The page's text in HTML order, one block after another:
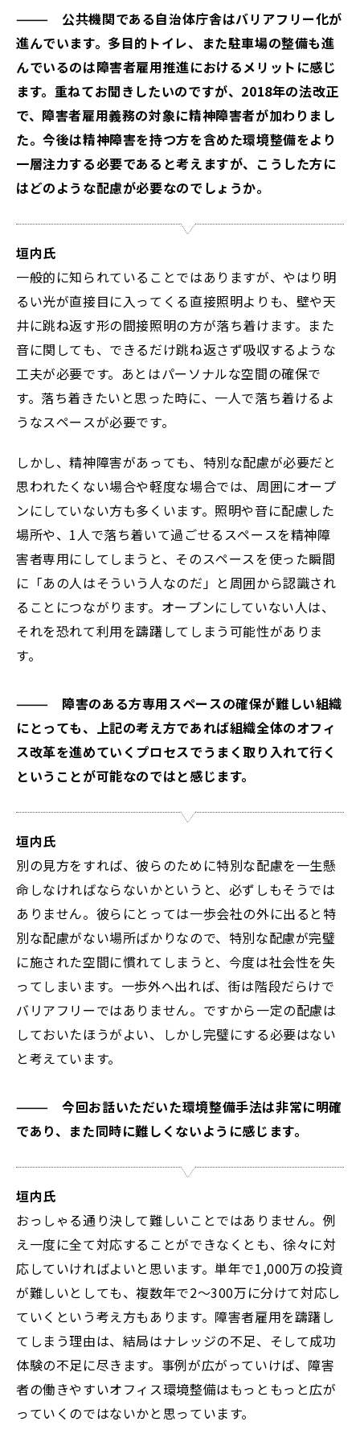
——— 公共機関である自治体庁舎はバリアフリー化が
進んでいます。多目的トイレ、また駐車場の整備も進
んでいるのは障害者雇用推進におけるメリットに感じ
ます。重ねてお聞きしたいのですが、2018年の法改正
で、障害者雇用義務の対象に精神障害者が加わりまし
た。今後は精神障害を持つ方を含めた環境整備をより
一層注力する必要であると考えますが、こうした方に
はどのような配慮が必要なのでしょうか。
垣内氏
一般的に知られていることではありますが、やはり明
るい光が直接目に入ってくる直接照明よりも、壁や天
井に跳ね返す形の間接照明の方が落ち着けます。また
音に関しても、できるだけ跳ね返さず吸収するような
工夫が必要です。あとはパーソナルな空間の確保で
す。落ち着きたいと思った時に、一人で落ち着けるよ
うなスペースが必要です。
しかし、精神障害があっても、特別な配慮が必要だと
思われたくない場合や軽度な場合では、周囲にオープ
ンにしていない方も多くいます。照明や音に配慮した
場所や、1人で落ち着いて過ごせるスペースを精神障
害者専用にしてしまうと、そのスペースを使った瞬間
に「あの人はそういう人なのだ」と周囲から認識され
ることにつながります。オープンにしていない人は、
それを恐れて利用を躊躇してしまう可能性がありま
す。
——— 障害のある方専用スペースの確保が難しい組織
にとっても、上記の考え方であれば組織全体のオフィ
ス改革を進めていくプロセスでうまく取り入れて行く
ということが可能なのではと感じます。
垣内氏
別の見方をすれば、彼らのために特別な配慮を一生懸
命しなければならないかというと、必ずしもそうでは
ありません。彼らにとっては一歩会社の外に出ると特
別な配慮がない場所ばかりなので、特別な配慮が完璧
に施された空間に慣れてしまうと、今度は社会性を失
ってしまいます。一歩外へ出れば、街は階段だらけで
バリアフリーではありません。ですから一定の配慮は
しておいたほうがよい、しかし完璧にする必要はない
と考えています。
——— 今回お話いただいた環境整備手法は非常に明確
であり、また同時に難しくないように感じます。
垣内氏
おっしゃる通り決して難しいことではありません。例
え一度に全て対応することができなくとも、徐々に対
応していければよいと思います。単年で1,000万の投資
が難しいとしても、複数年で2～300万に分けて対応し
ていくという考え方もあります。障害者雇用を躊躇し
てしまう理由は、結局はナレッジの不足、そして成功
体験の不足に尽きます。事例が広がっていけば、障害
者の働きやすいオフィス環境整備はもっともっと広が
っていくのではないかと思っています。